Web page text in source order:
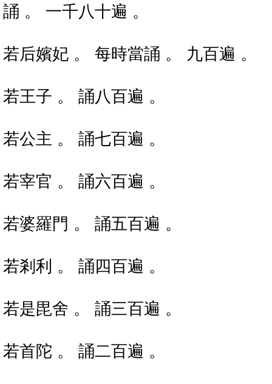
誦 。 一千八十遍 。
若后嬪妃 。 每時當誦 。 九百遍 。
若王子 。 誦八百遍 。
若公主 。 誦七百遍 。
若宰官 。 誦六百遍 。
若婆羅門 。 誦五百遍 。
若剎利 。 誦四百遍 。
若是毘舍 。 誦三百遍 。
若首陀 。 誦二百遍 。